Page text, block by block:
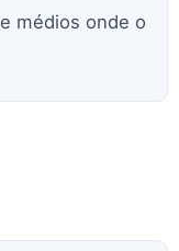
médios onde o